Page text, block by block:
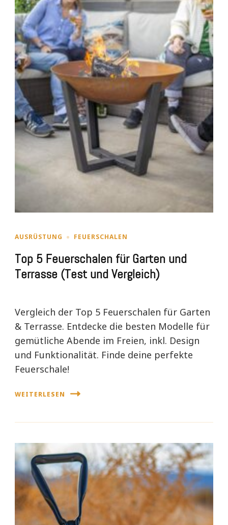
AUSRÜSTUNG FEUERSCHALEN
Top 5 Feuerschalen für Garten und
Terrasse (Test und Vergleich)
Vergleich der Top 5 Feuerschalen für Garten
& Terrasse. Entdecke die besten Modelle für
gemütliche Abende im Freien, inkl. Design
und Funktionalität. Finde deine perfekte
Feuerschale!
WEITERLESEN